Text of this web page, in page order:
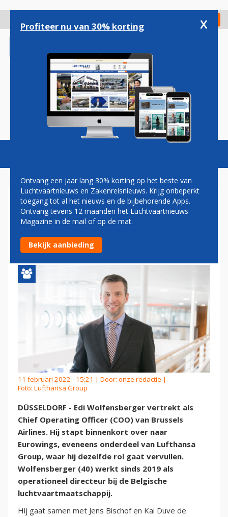
gaan
Check in
Magazine Podcasts Vacatures
COO WOLFENSBERGER STAPT
OVER VAN BRUSSELS
AIRLINES NAAR EUROWINGS
11 februari 2022 - 15:21 | Door: onze redactie |
Foto: Lufthansa Group
DÜSSELDORF - Edi Wolfensberger vertrekt als
Chief Operating Officer (COO) van Brussels
Airlines. Hij stapt binnenkort over naar
Eurowings, eveneens onderdeel van Lufthansa
Group, waar hij dezelfde rol gaat vervullen.
Wolfensberger (40) werkt sinds 2019 als
operationeel directeur bij de Belgische
luchtvaartmaatschappij.
Hij gaat samen met Jens Bischof en Kai Duve de
Profiteer nu van 30% korting x
Ontvang een jaar lang 30% korting op het beste van
Luchtvaartnieuws en Zakenreisnieuws. Krijg onbeperkt
toegang tot al het nieuws en de bijbehorende Apps.
Ontvang tevens 12 maanden het Luchtvaartnieuws
Magazine in de mail of op de mat.
Bekijk aanbieding